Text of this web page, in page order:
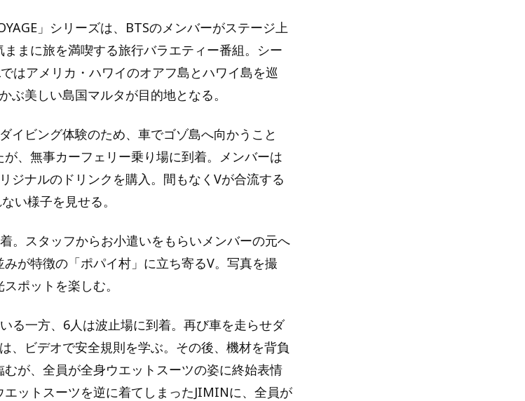
」シリーズは、BTSのメンバーがステージ上
まに旅を満喫する旅行バラエティー番組。シー
はアメリカ・ハワイのオアフ島とハワイ島を巡
ぶ美しい島国マルタが目的地となる。
イビング体験のため、車でゴゾ島へ向かうこと
、無事カーフェリー乗り場に到着。メンバーは
ジナルのドリンクを購入。間もなくVが合流する
い様子を見せる。
。スタッフからお小遣いをもらいメンバーの元へ
が特徴の「ポパイ村」に立ち寄るV。写真を撮
ポットを楽しむ。
る一方、6人は波止場に到着。再び車を走らせダ
、ビデオで安全規則を学ぶ。その後、機材を背負
が、全員が全身ウエットスーツの姿に終始表情
ットスーツを逆に着てしまったJIMINに、全員が